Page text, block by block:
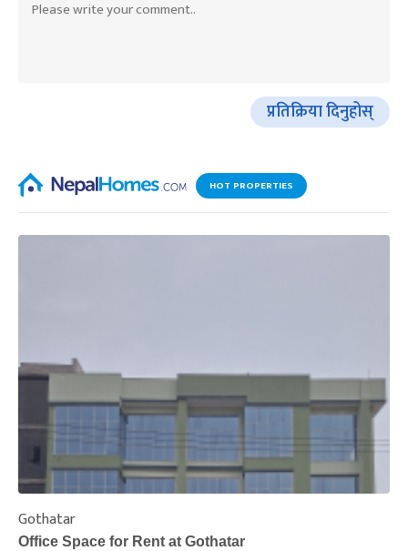
प्रतिक्रिया दिनुहोस्
HOT PROPERTIES
Gothatar
Office Space for Rent at Gothatar